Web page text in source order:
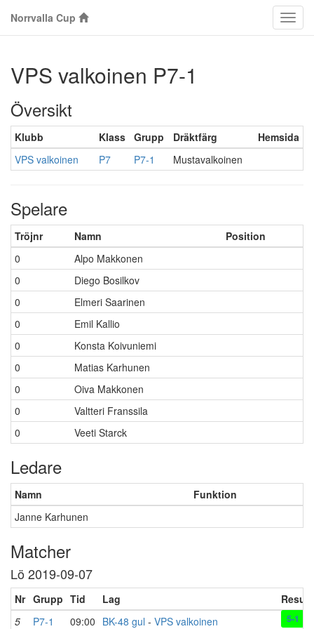
Norrvalla Cup
VPS valkoinen P7-1
Översikt
Klubb Klass Grupp Dräktfärg
Hemsida
VPS valkoinen
P7 P7-1 Mustavalkoinen
Spelare
Tröjnr Namn
Position
0
Alpo Makkonen
0
Diego Bosilkov
0
Elmeri Saarinen
0
Emil Kallio
0
Konsta Koivuniemi
0
Matias Karhunen
0
Oiva Makkonen
0
Valtteri Franssila
0
Veeti Starck
Ledare
Namn
Funktion
Janne Karhunen
Matcher
Lö 2019-09-07
Nr Grupp Tid Lag
5
P7-1 09:00 BK-48 gul - VPS valkoinen 5-1